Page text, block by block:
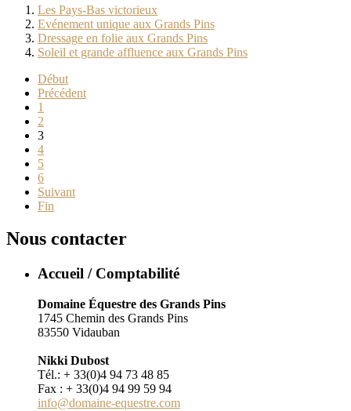
Les Pays-Bas victorieux
Evénement unique aux Grands Pins
Dressage en folie aux Grands Pins
Soleil et grande affluence aux Grands Pins
Début
Précédent
1
2
3
4
5
6
Suivant
Fin
Nous contacter
Accueil / Comptabilité
Domaine Équestre des Grands Pins
1745 Chemin des Grands Pins
83550 Vidauban
Nikki Dubost
Tél.: + 33(0)4 94 73 48 85
Fax : + 33(0)4 94 99 59 94
info@domaine-equestre.com